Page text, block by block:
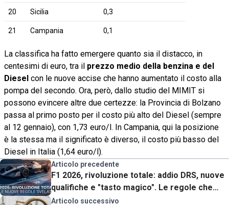
20 Sicilia 0,3
21 Campania 0,1
La classifica ha fatto emergere quanto sia il distacco, in
centesimi di euro, tra il prezzo medio della benzina e del
Diesel con le nuove accise che hanno aumentato il costo alla
pompa del secondo. Ora, però, dallo studio del MIMIT si
possono evincere altre due certezze: la Provincia di Bolzano
passa al primo posto per il costo più alto del Diesel (sempre
al 12 gennaio), con 1,73 euro/l. In Campania, qui la posizione
è la stessa ma il significato è diverso, il costo più basso del
Diesel in Italia (1,64 euro/l).
Articolo precedente
F1 2026, rivoluzione totale: addio DRS, nuove
qualifiche e "tasto magico". Le regole che
devi sapere
Articolo successivo